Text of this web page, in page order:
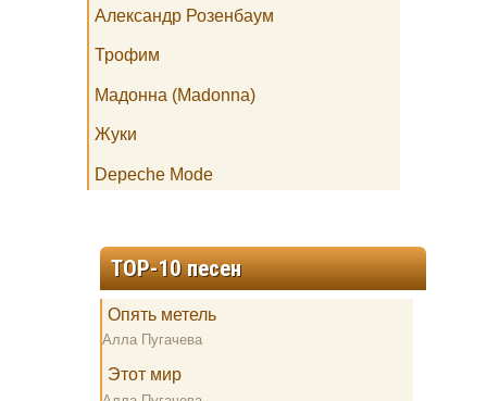
Александр Розенбаум
Трофим
Мадонна (Madonna)
Жуки
Depeche Mode
TOP-10 песен
Опять метель
Алла Пугачева
Этот мир